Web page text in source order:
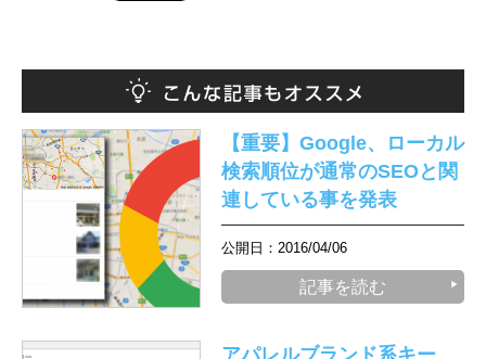
【重要】Google、ローカル
検索順位が通常のSEOと関
連している事を発表
公開日：2016/04/06
記事を読む
アパレルブランド系キー